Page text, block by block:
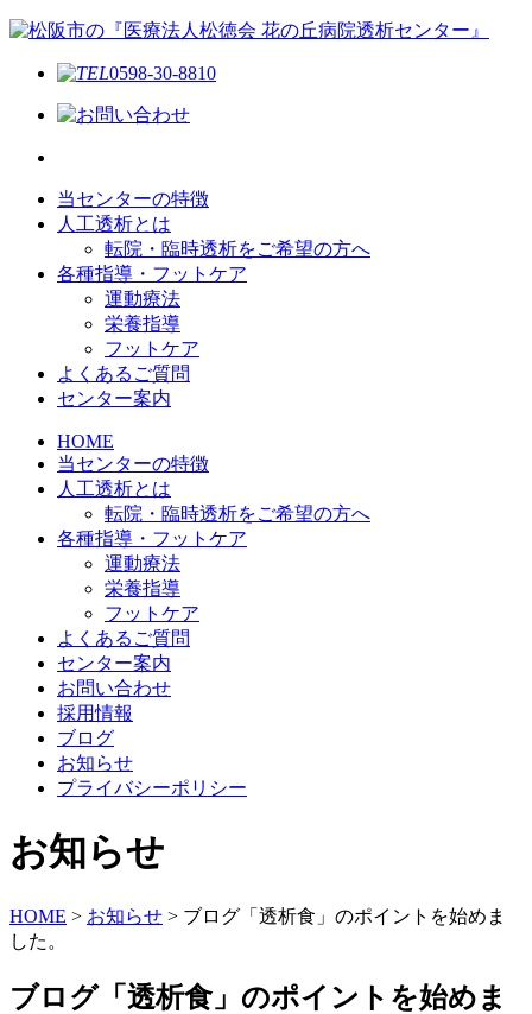
0598-30-8810
当センターの特徴
人工透析とは
転院・臨時透析をご希望の方へ
各種指導・フットケア
運動療法
栄養指導
フットケア
よくあるご質問
センター案内
HOME
当センターの特徴
人工透析とは
転院・臨時透析をご希望の方へ
各種指導・フットケア
運動療法
栄養指導
フットケア
よくあるご質問
センター案内
お問い合わせ
採用情報
ブログ
お知らせ
プライバシーポリシー
お知らせ
HOME > お知らせ > ブログ「透析食」のポイントを始めま
した。
ブログ「透析食」のポイントを始めま